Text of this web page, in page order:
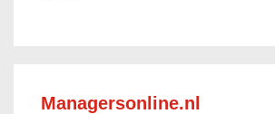
Managersonline.nl